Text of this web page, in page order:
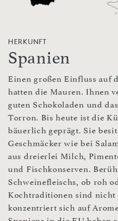
HERKUNFT
Spanien
Einen großen Einfluss auf
hatten die Mauren. Ihnen
guten Schokoladen und
Torron. Bis heute ist die
bäuerlich geprägt. Sie
Geschmäcker wie bei
aus dreierlei Milch,
und Fischkonserven.
Schweinefleischs, ob roh
Kochtraditionen sind
konzentriert sich auf